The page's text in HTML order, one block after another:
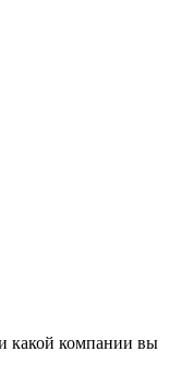
какой компании вы